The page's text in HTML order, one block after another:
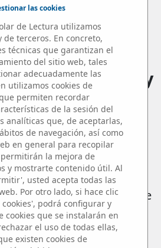
en el Aula
/ 2026
161 profesores y
alumnos
este éxito con los
del Concurso: los
profesores y alumnos de
de Madridy su enorme
el fomento de la lectura y
escritura.
las cookies
de Lectura utilizamos
de terceros. En concreto,
técnicas que garantizan el
del sitio web, tales
adecuadamente las
utilizamos cookies de
permiten recordar
de la sesión del
analíticas que, de aceptarlas,
de navegación, así como
en general para recopilar
la mejora de
y mostrarte contenido útil. Al
usted acepta todas las
Por otro lado, si hace clic
podrá configurar y
cookies que se instalarán en
el uso de todas ellas,
existen cookies de